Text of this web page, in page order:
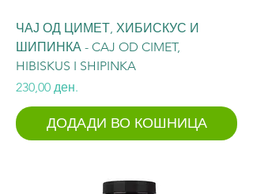
ЧАЈ ОД ЦИМЕТ, ХИБИСКУС И
ШИПИНКА - CAJ OD CIMET,
HIBISKUS I SHIPINKA
Price
230,00 ден.
ДОДАДИ ВО КОШНИЦА